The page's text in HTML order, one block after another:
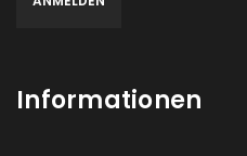
Informationen